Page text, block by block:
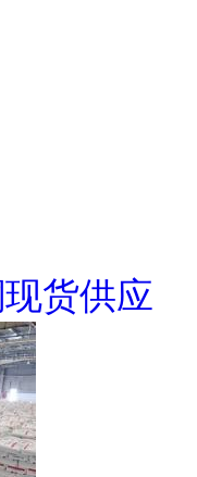
货供应